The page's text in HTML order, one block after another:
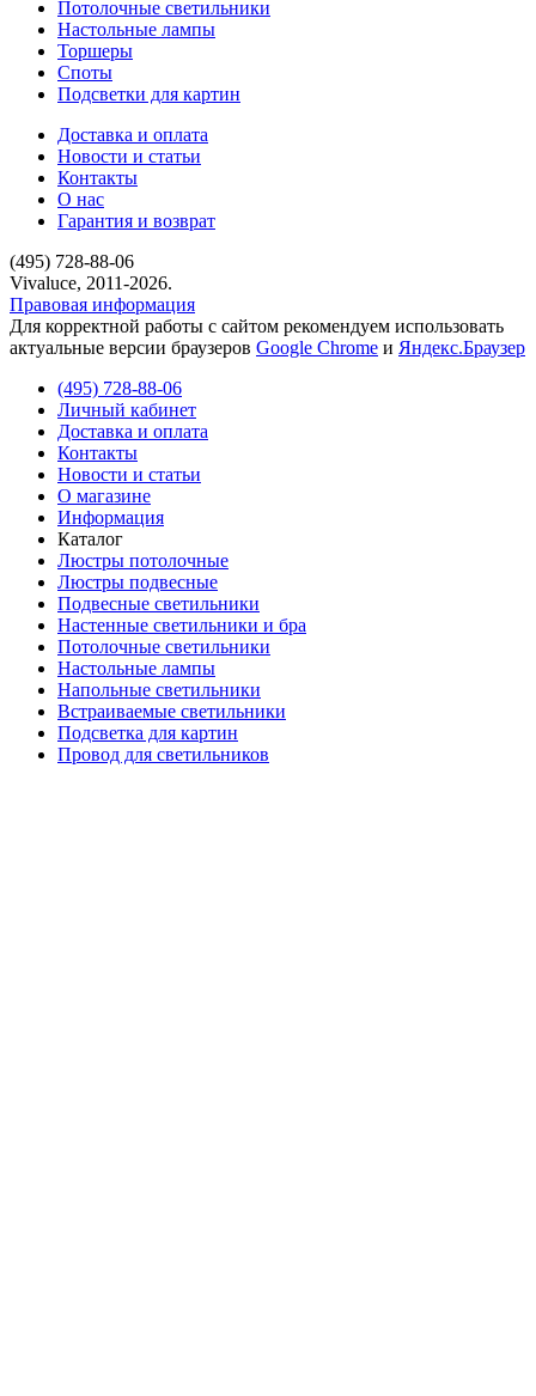
Потолочные светильники
Настольные лампы
Торшеры
Споты
Подсветки для картин
Доставка и оплата
Новости и статьи
Контакты
О нас
Гарантия и возврат
(495) 728-88-06
Vivaluce, 2011-2026.
Правовая информация
Для корректной работы с сайтом рекомендуем использовать
актуальные версии браузеров Google Chrome и Яндекс.Браузер
(495) 728-88-06
Личный кабинет
Доставка и оплата
Контакты
Новости и статьи
О магазине
Информация
Каталог
Люстры потолочные
Люстры подвесные
Подвесные светильники
Настенные светильники и бра
Потолочные светильники
Настольные лампы
Напольные светильники
Встраиваемые светильники
Подсветка для картин
Провод для светильников